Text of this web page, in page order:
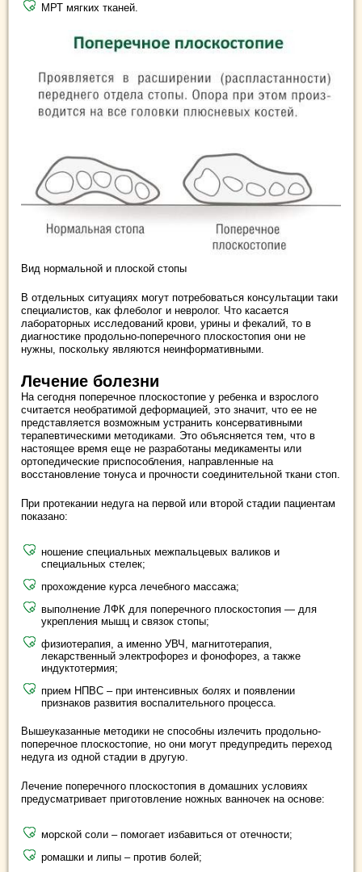
МРТ мягких тканей.
Вид нормальной и плоской стопы
В отдельных ситуациях могут потребоваться консультации таки
специалистов, как флеболог и невролог. Что касается
лабораторных исследований крови, урины и фекалий, то в
диагностике продольно-поперечного плоскостопия они не
нужны, поскольку являются неинформативными.
Лечение болезни
На сегодня поперечное плоскостопие у ребенка и взрослого
считается необратимой деформацией, это значит, что ее не
представляется возможным устранить консервативными
терапевтическими методиками. Это объясняется тем, что в
настоящее время еще не разработаны медикаменты или
ортопедические приспособления, направленные на
восстановление тонуса и прочности соединительной ткани стоп.
При протекании недуга на первой или второй стадии пациентам
показано:
ношение специальных межпальцевых валиков и
специальных стелек;
прохождение курса лечебного массажа;
выполнение ЛФК для поперечного плоскостопия — для
укрепления мышц и связок стопы;
физиотерапия, а именно УВЧ, магнитотерапия,
лекарственный электрофорез и фонофорез, а также
индуктотермия;
прием НПВС – при интенсивных болях и появлении
признаков развития воспалительного процесса.
Вышеуказанные методики не способны излечить продольно-
поперечное плоскостопие, но они могут предупредить переход
недуга из одной стадии в другую.
Лечение поперечного плоскостопия в домашних условиях
предусматривает приготовление ножных ванночек на основе:
морской соли – помогает избавиться от отечности;
ромашки и липы – против болей;